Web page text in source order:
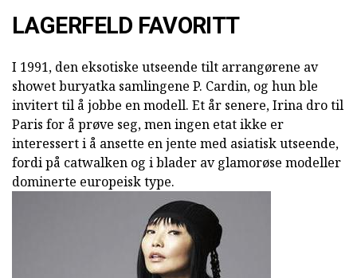
LAGERFELD FAVORITT
I 1991, den eksotiske utseende tilt arrangørene av
showet buryatka samlingene P. Cardin, og hun ble
invitert til å jobbe en modell. Et år senere, Irina dro til
Paris for å prøve seg, men ingen etat ikke er
interessert i å ansette en jente med asiatisk utseende,
fordi på catwalken og i blader av glamorøse modeller
dominerte europeisk type.